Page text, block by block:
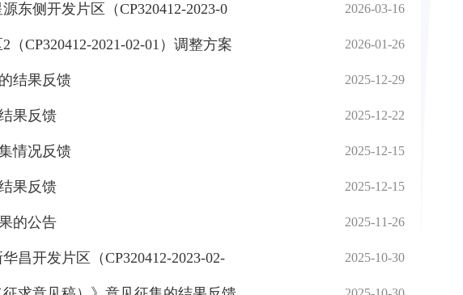
东侧开发片区（CP320412-2023-0 2026-03-16
CP320412-2021-02-01）调整方案 2026-01-26
结果反馈 2025-12-29
果反馈 2025-12-22
情况反馈 2025-12-15
果反馈 2025-12-15
的公告 2025-11-26
昌开发片区（CP320412-2023-02- 2025-10-30